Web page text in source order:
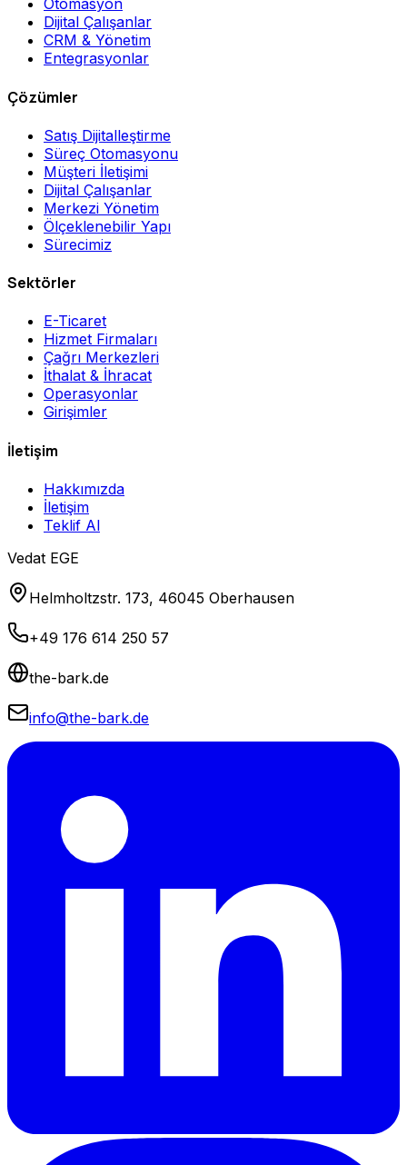
Otomasyon
Dijital Çalışanlar
CRM & Yönetim
Entegrasyonlar
Çözümler
Satış Dijitalleştirme
Süreç Otomasyonu
Müşteri İletişimi
Dijital Çalışanlar
Merkezi Yönetim
Ölçeklenebilir Yapı
Sürecimiz
Sektörler
E-Ticaret
Hizmet Firmaları
Çağrı Merkezleri
İthalat & İhracat
Operasyonlar
Girişimler
İletişim
Hakkımızda
İletişim
Teklif Al
Vedat EGE
Helmholtzstr. 173, 46045 Oberhausen
+49 176 614 250 57
the-bark.de
info@the-bark.de